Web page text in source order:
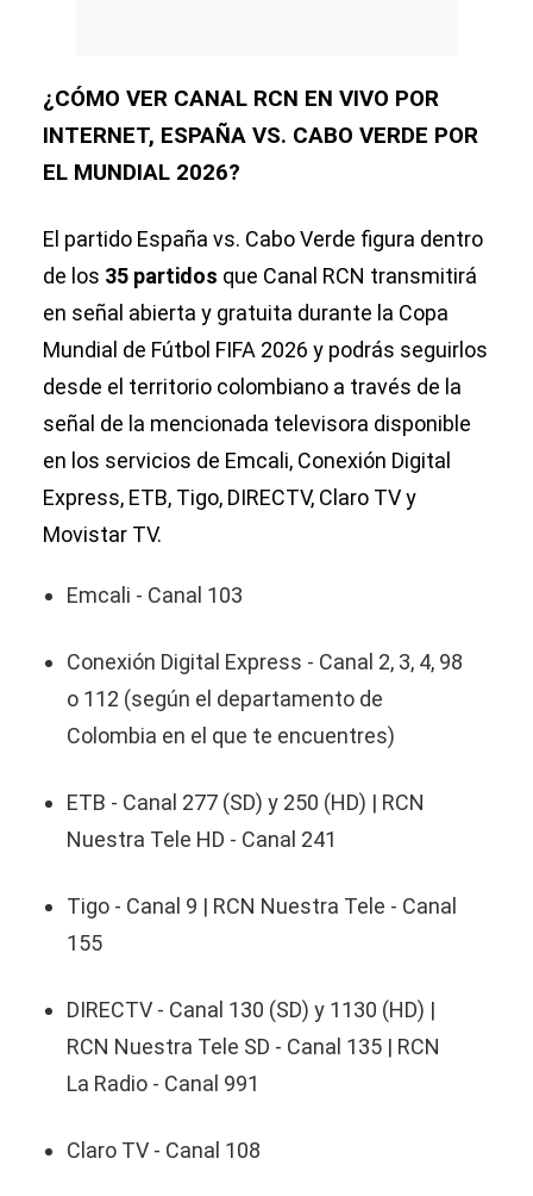
¿CÓMO VER CANAL RCN EN VIVO POR
INTERNET, ESPAÑA VS. CABO VERDE POR
EL MUNDIAL 2026?
El partido España vs. Cabo Verde figura dentro
de los 35 partidos que Canal RCN transmitirá
en señal abierta y gratuita durante la Copa
Mundial de Fútbol FIFA 2026 y podrás seguirlos
desde el territorio colombiano a través de la
señal de la mencionada televisora disponible
en los servicios de Emcali, Conexión Digital
Express, ETB, Tigo, DIRECTV, Claro TV y
Movistar TV.
Emcali - Canal 103
Conexión Digital Express - Canal 2, 3, 4, 98
o 112 (según el departamento de
Colombia en el que te encuentres)
ETB - Canal 277 (SD) y 250 (HD) | RCN
Nuestra Tele HD - Canal 241
Tigo - Canal 9 | RCN Nuestra Tele - Canal
155
DIRECTV - Canal 130 (SD) y 1130 (HD) |
RCN Nuestra Tele SD - Canal 135 | RCN
La Radio - Canal 991
Claro TV - Canal 108